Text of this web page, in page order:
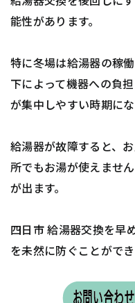
能性があります。
特に冬場は給湯器の稼
下によって機器への負
が集中しやすい時期にな
給湯器が故障すると、
所でもお湯が使えませ
が出ます。
四日市 給湯器交換を早
を未然に防ぐことができ